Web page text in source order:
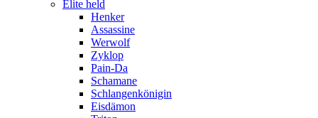
Elite held
Henker
Assassine
Werwolf
Zyklop
Pain-Da
Schamane
Schlangenkönigin
Eisdämon